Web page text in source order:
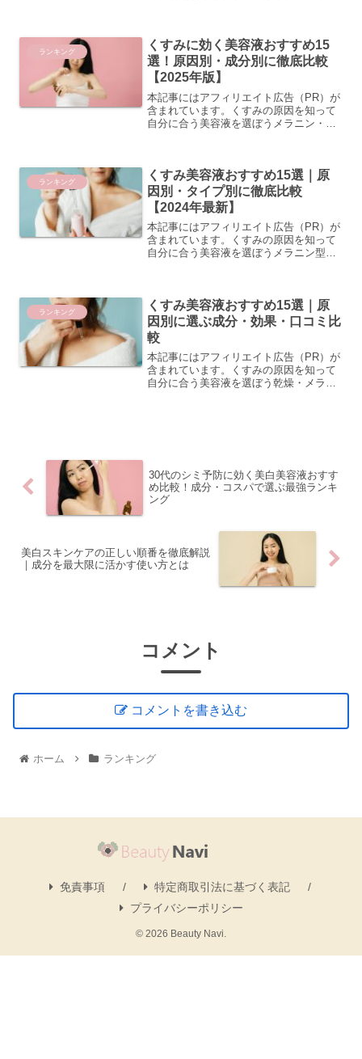
気にならなかった乾燥...
ランキング
くすみに効く美容液おすすめ15
選！原因別・成分別に徹底比較
【2025年版】
本記事にはアフィリエイト広告（PR）が
含まれています。くすみの原因を知って
自分に合う美容液を選ぼうメラニン・乾
ラニンによるくすみ」...
ランキング
くすみ美容液おすすめ15選｜原
因別・タイプ別に徹底比較
【2024年最新】
本記事にはアフィリエイト広告（PR）が
含まれています。くすみの原因を知って
自分に合う美容液を選ぼうメラニン型・
けると、メラニン型・...
ランキング
くすみ美容液おすすめ15選｜原
因別に選ぶ成分・効果・口コミ比
較
本記事にはアフィリエイト広告（PR）が
含まれています。くすみの原因を知って
自分に合う美容液を選ぼう乾燥・メラニ
30代のシミ予防に効く美白美容液おすす
め比較！成分・コスパで選ぶ最強ランキ
ング
美白スキンケアの正しい順番を徹底解説
｜成分を最大限に活かす使い方とは
コメント
コメントを書き込む
ホーム ランキング
免責事項
特定商取引法に基づく表記
プライバシーポリシー
© 2026 Beauty Navi.